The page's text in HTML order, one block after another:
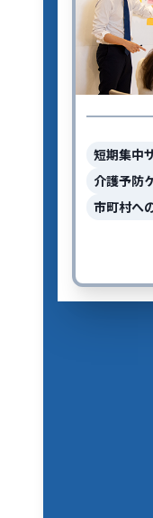
短期集中
介護予防
市町村へ